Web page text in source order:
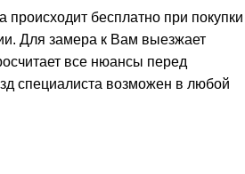
бесплатно при покупки
Для замера к Вам выезжает
все нюансы перед
специалиста возможен в любой